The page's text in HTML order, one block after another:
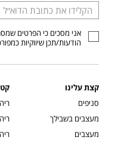
הכניסו
כתובת
דוא”לאני מסכים כי הפרטים
הודעות/תכן שיווקיות
קצת עלינו
סניפים
מעצבים בשבילך
מעצבים